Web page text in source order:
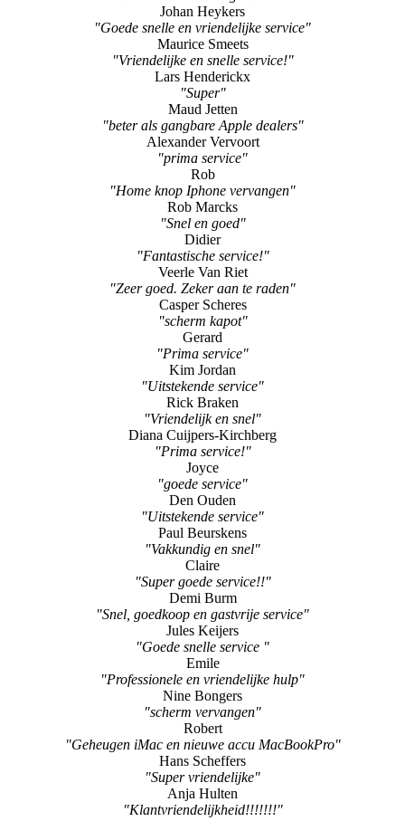
Johan Heykers
"Goede snelle en vriendelijke service"
Maurice Smeets
"Vriendelijke en snelle service!"
Lars Henderickx
"Super"
Maud Jetten
"beter als gangbare Apple dealers"
Alexander Vervoort
"prima service"
Rob
"Home knop Iphone vervangen"
Rob Marcks
"Snel en goed"
Didier
"Fantastische service!"
Veerle Van Riet
"Zeer goed. Zeker aan te raden"
Casper Scheres
"scherm kapot"
Gerard
"Prima service"
Kim Jordan
"Uitstekende service"
Rick Braken
"Vriendelijk en snel"
Diana Cuijpers-Kirchberg
"Prima service!"
Joyce
"goede service"
Den Ouden
"Uitstekende service"
Paul Beurskens
"Vakkundig en snel"
Claire
"Super goede service!!"
Demi Burm
"Snel, goedkoop en gastvrije service"
Jules Keijers
"Goede snelle service "
Emile
"Professionele en vriendelijke hulp"
Nine Bongers
"scherm vervangen"
Robert
"Geheugen iMac en nieuwe accu MacBookPro"
Hans Scheffers
"Super vriendelijke"
Anja Hulten
"Klantvriendelijkheid!!!!!!!"